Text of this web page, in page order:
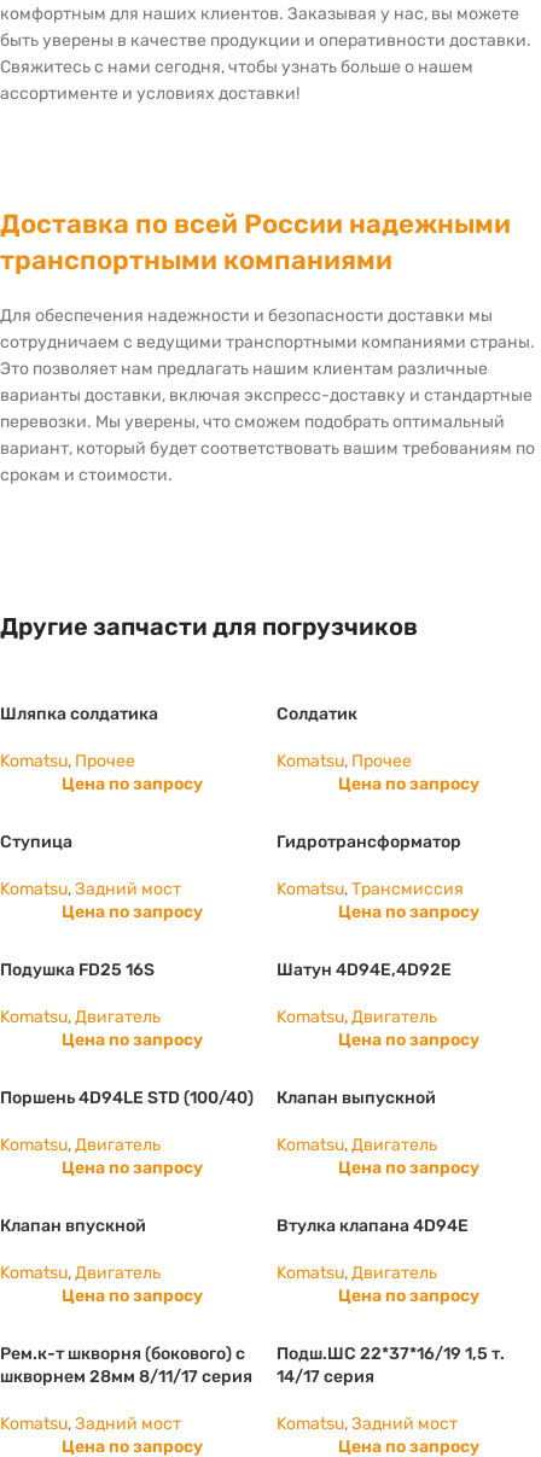
комфортным для наших клиентов. Заказывая у нас, вы можете
быть уверены в качестве продукции и оперативности доставки.
Свяжитесь с нами сегодня, чтобы узнать больше о нашем
ассортименте и условиях доставки!
Доставка по всей России надежными
транспортными компаниями
Для обеспечения надежности и безопасности доставки мы
сотрудничаем с ведущими транспортными компаниями страны.
Это позволяет нам предлагать нашим клиентам различные
варианты доставки, включая экспресс-доставку и стандартные
перевозки. Мы уверены, что сможем подобрать оптимальный
вариант, который будет соответствовать вашим требованиям по
срокам и стоимости.
Другие запчасти для погрузчиков
Шляпка солдатика
Komatsu, Прочее
Цена по запросу
Солдатик
Komatsu, Прочее
Цена по запросу
Ступица
Komatsu,Задний мост
Цена по запросу
Гидротрансформатор
Komatsu,Трансмиссия
Цена по запросу
Подушка FD25 16S
Komatsu,Двигатель
Цена по запросу
Шатун 4D94E,4D92E
Komatsu,Двигатель
Цена по запросу
Поршень 4D94LE STD (100/40)
Komatsu,Двигатель
Цена по запросу
Клапан выпускной
Komatsu,Двигатель
Цена по запросу
Клапан впускной
Komatsu,Двигатель
Цена по запросу
Втулка клапана 4D94E
Komatsu,Двигатель
Цена по запросу
Рем.к-т шкворня (бокового) с
шкворнем 28мм 8/11/17 серия
Komatsu,Задний мост
Цена по запросу
Подш.ШС 22*37*16/19 1,5 т.
14/17 серия
Komatsu,Задний мост
Цена по запросу